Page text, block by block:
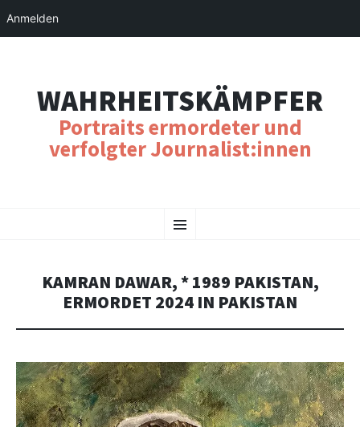
WAHRHEITSKÄMPFER
Portraits ermordeter und
verfolgter Journalist:innen
Menu
TO
KAMRAN DAWAR, * 1989 PAKISTAN,
ERMORDET 2024 IN PAKISTAN
Anmelden